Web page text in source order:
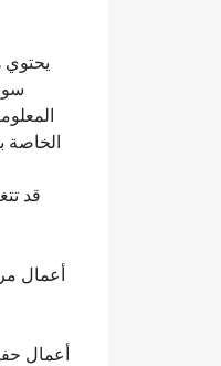
يحتوي
الخاصة
قد